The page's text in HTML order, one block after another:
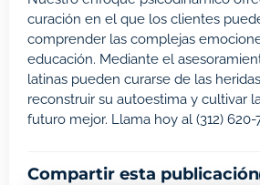
curación en el que los clientes
comprender las complejas
educación. Mediante el
latinas pueden curarse de las
reconstruir su autoestima y cultivar
futuro mejor. Llama hoy al (312) 620-
Compartir esta publicación